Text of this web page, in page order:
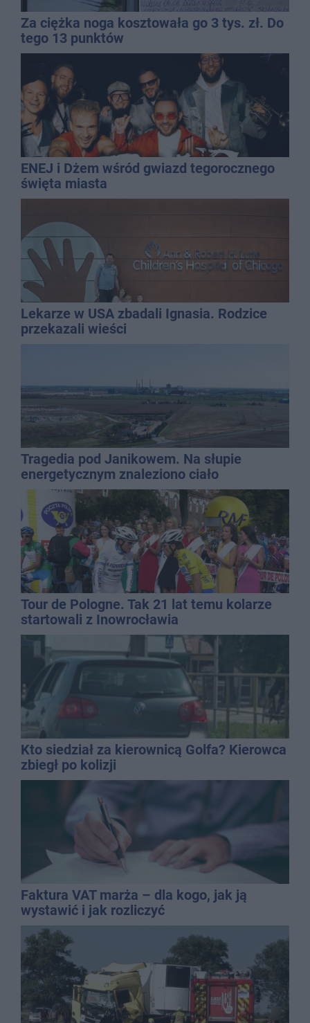
Za ciężka noga kosztowała go 3 tys. zł. Do
tego 13 punktów
ENEJ i Dżem wśród gwiazd tegorocznego
święta miasta
Lekarze w USA zbadali Ignasia. Rodzice
przekazali wieści
Tragedia pod Janikowem. Na słupie
energetycznym znaleziono ciało
mężczyzny
Tour de Pologne. Tak 21 lat temu kolarze
startowali z Inowrocławia
Kto siedział za kierownicą Golfa? Kierowca
zbiegł po kolizji
Faktura VAT marża – dla kogo, jak ją
wystawić i jak rozliczyć